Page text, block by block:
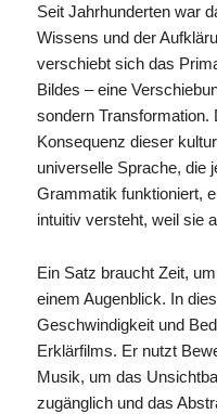
Seit Jahrhunderten war
Wissens und der
verschiebt sich das
Bildes – eine
sondern
Konsequenz dieser
universelle Sprache, die
Grammatik funktioniert,
intuitiv versteht, weil sie
Ein Satz braucht Zeit,
einem Augenblick. In
Geschwindigkeit und
Erklärfilms. Er nutzt
Musik, um das
zugänglich und das